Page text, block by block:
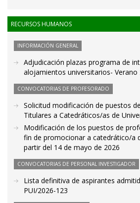
RECURSOS HUMANOS
INFORMACIÓN GENERAL
Adjudicación plazas programa de
alojamientos universitarios- Verano
CONVOCATORIAS DE PROFESORADO
Solicitud modificación de puestos
Titulares a Catedráticos/as de
Modificación de los puestos de
fin de promocionar a catedrático/a
partir del 14 de mayo de 2026
CONVOCATORIAS DE PERSONAL INVESTIGADOR
Lista definitiva de aspirantes
PUI/2026-123